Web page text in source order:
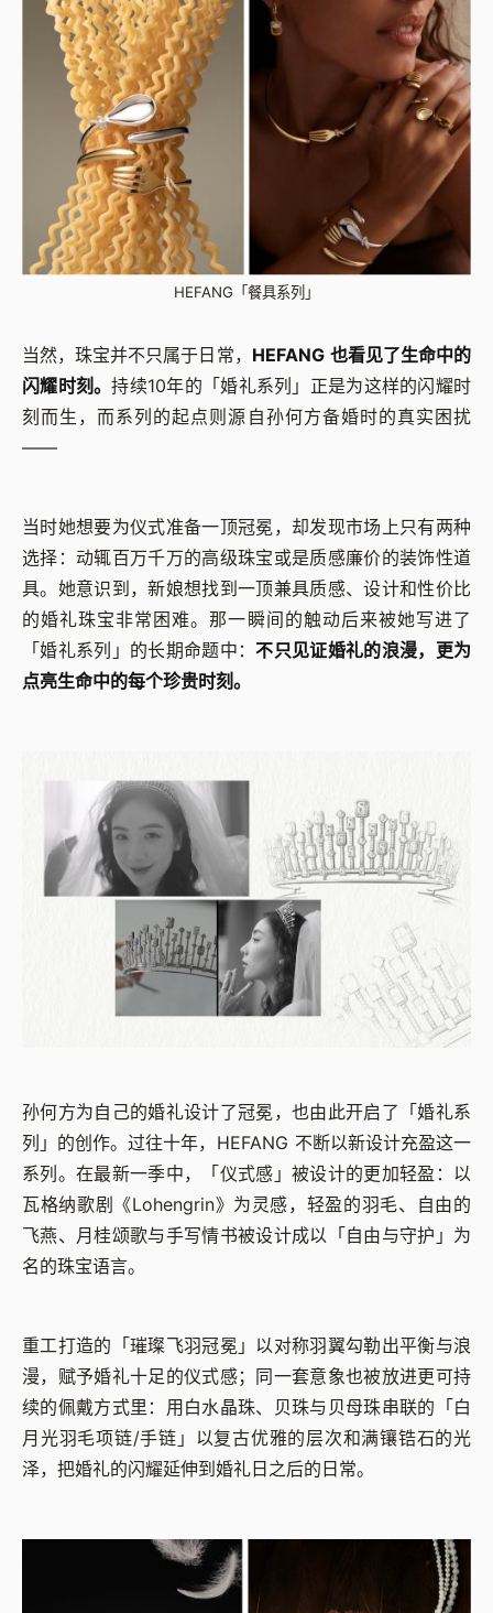
HEFANG「餐具系列」
当然，珠宝并不只属于日常， HEFANG 也看见了生命中的
闪耀时刻。持续10年的「婚礼系列」正是为这样的闪耀时
刻而生，而系列的起点则源自孙何方备婚时的真实困扰
——
当时她想要为仪式准备一顶冠冕，却发现市场上只有两种
选择：动辄百万千万的高级珠宝或是质感廉价的装饰性道
具。她意识到，新娘想找到一顶兼具质感、设计和性价比
的婚礼珠宝非常困难。那一瞬间的触动后来被她写进了
「婚礼系列」的长期命题中：不只见证婚礼的浪漫，更为
点亮生命中的每个珍贵时刻。
孙何方为自己的婚礼设计了冠冕，也由此开启了「婚礼系
列」的创作。过往十年，HEFANG 不断以新设计充盈这一
系列。在最新一季中，「仪式感」被设计的更加轻盈：以
瓦格纳歌剧《Lohengrin》为灵感，轻盈的羽毛、自由的
飞燕、月桂颂歌与手写情书被设计成以「自由与守护」为
名的珠宝语言。
重工打造的「璀璨飞羽冠冕」以对称羽翼勾勒出平衡与浪
漫，赋予婚礼十足的仪式感；同一套意象也被放进更可持
续的佩戴方式里：用白水晶珠、贝珠与贝母珠串联的「白
月光羽毛项链/手链」以复古优雅的层次和满镶锆石的光
泽，把婚礼的闪耀延伸到婚礼日之后的日常。